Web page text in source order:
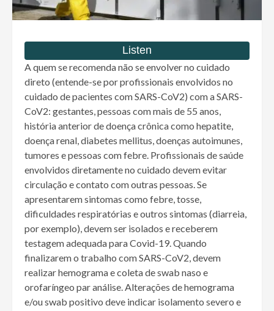
A quem se recomenda não se envolver no cuidado
direto (entende-se por profissionais envolvidos no
cuidado de pacientes com SARS-CoV2) com a SARS-
CoV2: gestantes, pessoas com mais de 55 anos,
história anterior de doença crônica como hepatite,
doença renal, diabetes mellitus, doenças autoimunes,
tumores e pessoas com febre. Profissionais de saúde
envolvidos diretamente no cuidado devem evitar
circulação e contato com outras pessoas. Se
apresentarem sintomas como febre, tosse,
dificuldades respiratórias e outros sintomas (diarreia,
por exemplo), devem ser isolados e receberem
testagem adequada para Covid-19. Quando
finalizarem o trabalho com SARS-CoV2, devem
realizar hemograma e coleta de swab naso e
orofaríngeo par análise. Alterações de hemograma
e/ou swab positivo deve indicar isolamento severo e